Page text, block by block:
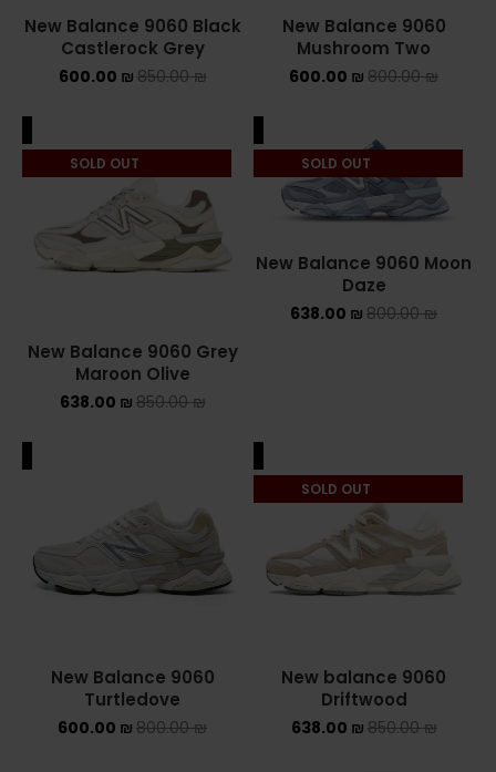
New Balance 9060
Mushroom Two
800.00₪
600.00 ₪
New Balance 9060 Black
Castlerock Grey
850.00₪
600.00 ₪
SOLD OUT
New Balance 9060 Moon
Daze
800.00₪
638.00 ₪
SOLD OUT
New Balance 9060 Grey
Maroon Olive
850.00₪
638.00 ₪
SOLD OUT
⁦New balance 9060
Driftwood
850.00₪
638.00 ₪
New Balance 9060
Turtledove
800.00₪
600.00 ₪